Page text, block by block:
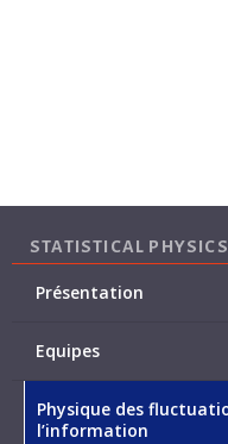
STATISTICAL PHYSICS
Présentation
Equipes
Physique des
l’information